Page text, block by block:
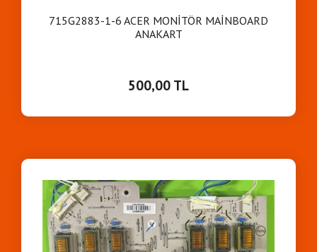
715G2883-1-6 ACER MONİTÖR MAİNBOARD
ANAKART
500,00 TL